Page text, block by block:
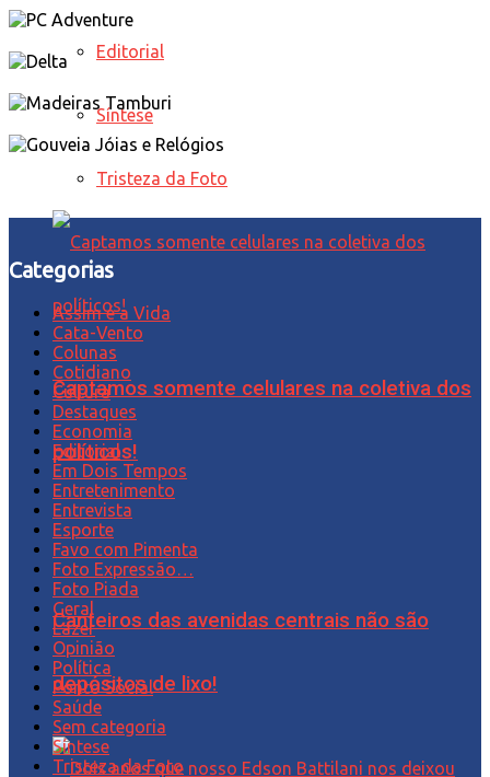
Editorial
Síntese
Tristeza da Foto
Captamos somente celulares na coletiva dos
políticos!
Canteiros das avenidas centrais não são
depósitos de lixo!
Categorias
Assim é a Vida
Cata-Vento
Colunas
Cotidiano
Cultura
Destaques
Economia
Editorial
Em Dois Tempos
Entretenimento
Entrevista
Esporte
Favo com Pimenta
Foto Expressão…
Foto Piada
Geral
Lazer
Opinião
Política
Ponto Social
Saúde
Sem categoria
Síntese
Tristeza da Foto